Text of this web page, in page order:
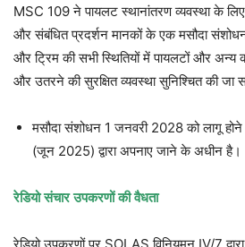
MSC 109 ने पायलट स्थानांतरण व्यवस्था के
और संबंधित प्रदर्शन मानकों के एक मसौदा
और ट्रिम की सभी स्थितियों में पायलटों और अन्य
और उतरने की सुरक्षित व्यवस्था सुनिश्चित की जा
मसौदा संशोधन 1 जनवरी 2028 को लागू
(जून 2025) द्वारा अपनाए जाने के अधीन है।
रेडियो संचार उपकरणों की वैधता